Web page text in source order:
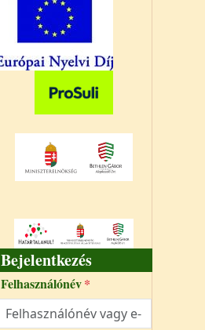
Bejelentkezés
Felhasználónév